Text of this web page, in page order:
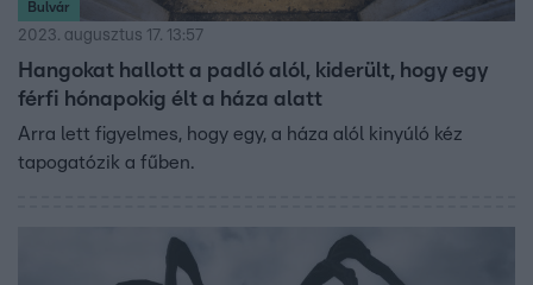
Bulvár
2023. augusztus 17. 13:57
Hangokat hallott a padló alól, kiderült, hogy egy
férfi hónapokig élt a háza alatt
Arra lett figyelmes, hogy egy, a háza alól kinyúló kéz
tapogatózik a fűben.